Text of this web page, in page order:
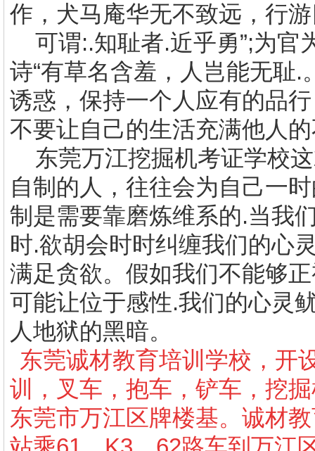
作，犬马庵华无不致远，行
可谓:.知耻者.近乎勇”;为官
诗“有草名含羞，人岂能无耻.
诱惑，保持一个人应有的品
不要让自己的生活充满他人
东莞万江挖掘机考证学校
自制的人，往往会为自己一
制是需要靠磨炼维系的.当我
时.欲胡会时时纠缠我们的心
满足贪欲。假如我们不能够
可能让位于感性.我们的心灵
人地狱的黑暗。
东莞诚材教育培训学校，开
训，叉车，抱车，铲车，挖
东莞市万江区牌楼基。诚材